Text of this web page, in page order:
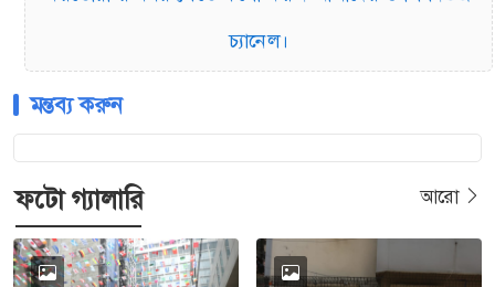
চ্যানেল।
মন্তব্য করুন
ফটো গ্যালারি আরো